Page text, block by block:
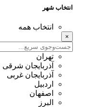
انتخاب شهر
انتخاب همه
×
تهران
آذربایجان شرقی
آذربایجان غربی
اردبیل
اصفهان
البرز